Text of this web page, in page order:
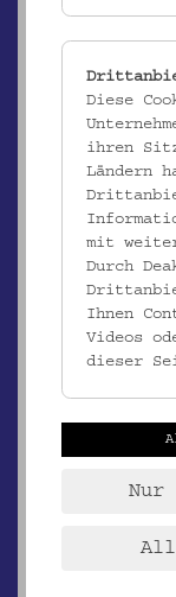
Votiv
_MEHR
Diese
ihren
Ländern
mit
Durch
Ihnen
Videos
dieser
Nur